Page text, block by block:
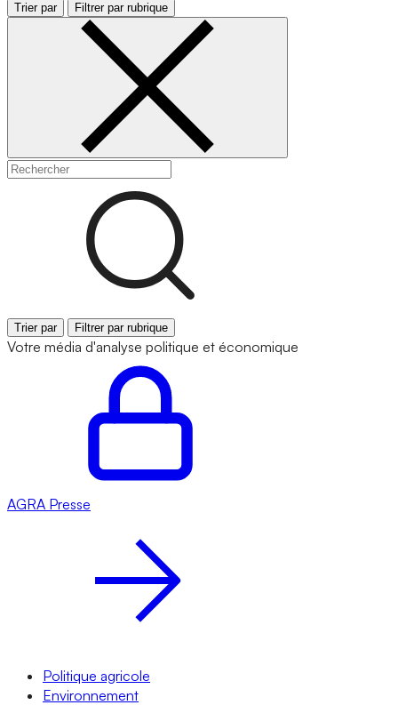
Trier par Filtrer par rubrique
Trier par Filtrer par rubrique
Votre média d'analyse politique et économique
AGRA Presse
Politique agricole
Environnement